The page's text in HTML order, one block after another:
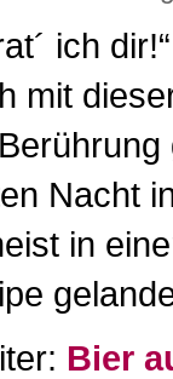
ich
mit
Nacht
in
Bier